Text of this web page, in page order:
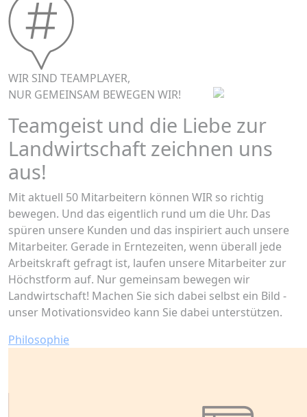
WIR SIND TEAMPLAYER,
NUR GEMEINSAM BEWEGEN WIR!
Teamgeist und die Liebe zur
Landwirtschaft zeichnen uns
aus!
Mit aktuell 50 Mitarbeitern können WIR so richtig
bewegen. Und das eigentlich rund um die Uhr. Das
spüren unsere Kunden und das inspiriert auch unsere
Mitarbeiter. Gerade in Erntezeiten, wenn überall jede
Arbeitskraft gefragt ist, laufen unsere Mitarbeiter zur
Höchstform auf. Nur gemeinsam bewegen wir
Landwirtschaft! Machen Sie sich dabei selbst ein Bild -
unser Motivationsvideo kann Sie dabei unterstützen.
Philosophie